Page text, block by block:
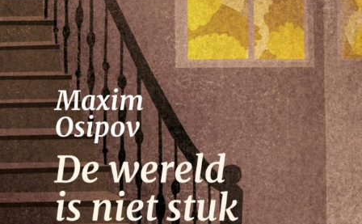
Nico Dros
Willem die Madoc maakte
€29,00
LEES MEER